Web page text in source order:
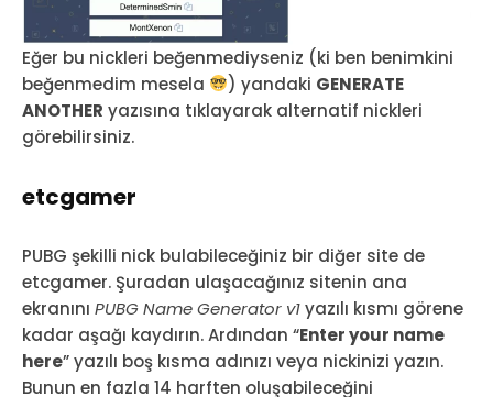
Eğer bu nickleri beğenmediyseniz (ki ben benimkini
beğenmedim mesela
) yandaki GENERATE
ANOTHER yazısına tıklayarak alternatif nickleri
görebilirsiniz.
etcgamer
PUBG şekilli nick bulabileceğiniz bir diğer site de
etcgamer. Şuradan ulaşacağınız sitenin ana
ekranını PUBG Name Generator v1yazılı kısmı görene
kadar aşağı kaydırın. Ardından “Enter your name
here” yazılı boş kısma adınızı veya nickinizi yazın.
Bunun en fazla 14 harften oluşabileceğini